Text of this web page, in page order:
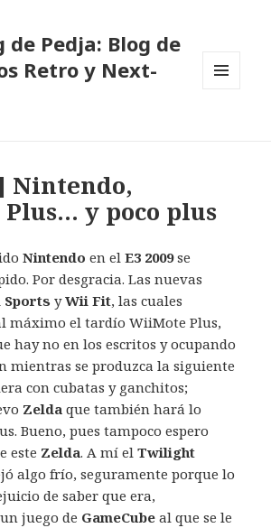
de Pedja: Blog de
Retro y Next-
Nintendo,
y poco plus
Nintendo en elE3 2009se
Por desgracia. Las nuevas
Sports yWii Fit, las cuales
máximo el tardío WiiMote Plus,
hay no en los escritos y ocupando
mientras se produzca la siguiente
con cubatas y ganchitos;
Zelda que también hará lo
Bueno, pues tampoco espero
este Zelda. A mí elTwilight
algo frío, seguramente porque lo
de saber que era,
juego de GameCube al que se le